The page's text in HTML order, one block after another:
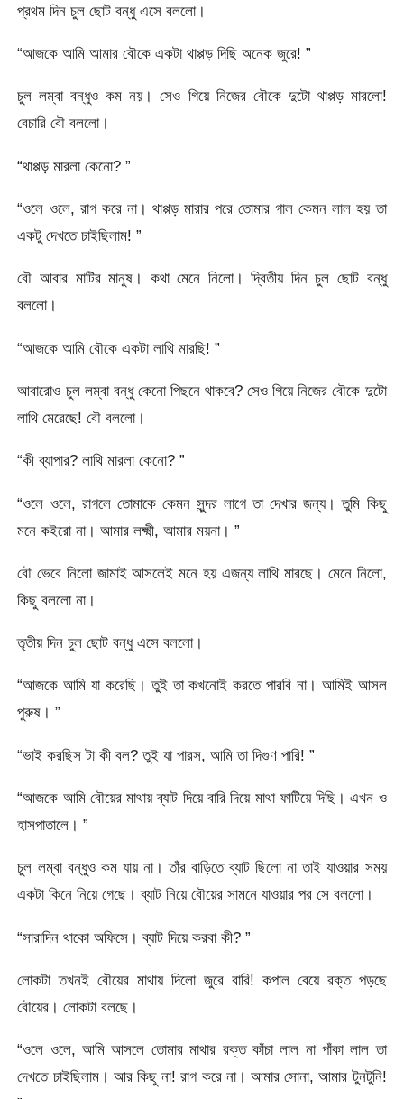
প্রথম দিন চুল ছোট বন্ধু এসে বললো।
“আজকে আমি আমার বৌকে একটা থাপ্পড় দিছি অনেক জুরে! ”
চুল লম্বা বন্ধুও কম নয়। সেও গিয়ে নিজের বৌকে দুটো থাপ্পড় মারলো!
বেচারি বৌ বললো।
“থাপ্পড় মারলা কেনো? ”
“ওলে ওলে, রাগ করে না। থাপ্পড় মারার পরে তোমার গাল কেমন লাল হয় তা
একটু দেখতে চাইছিলাম! ”
বৌ আবার মাটির মানুষ। কথা মেনে নিলো। দ্বিতীয় দিন চুল ছোট বন্ধু
বললো।
“আজকে আমি বৌকে একটা লাথি মারছি! ”
আবারোও চুল লম্বা বন্ধু কেনো পিছনে থাকবে? সেও গিয়ে নিজের বৌকে দুটো
লাথি মেরেছে! বৌ বললো।
“কী ব্যাপার? লাথি মারলা কেনো? ”
“ওলে ওলে, রাগলে তোমাকে কেমন সুন্দর লাগে তা দেখার জন্য। তুমি কিছু
মনে কইরো না। আমার লক্ষ্মী, আমার ময়না। ”
বৌ ভেবে নিলো জামাই আসলেই মনে হয় এজন্য লাথি মারছে। মেনে নিলো,
কিছু বললো না।
তৃতীয় দিন চুল ছোট বন্ধু এসে বললো।
“আজকে আমি যা করেছি। তুই তা কখনোই করতে পারবি না। আমিই আসল
পুরুষ। ”
“ভাই করছিস টা কী বল? তুই যা পারস, আমি তা দিগুণ পারি! ”
“আজকে আমি বৌয়ের মাথায় ব্যাট দিয়ে বারি দিয়ে মাথা ফাটিয়ে দিছি। এখন ও
হাসপাতালে। ”
চুল লম্বা বন্ধুও কম যায় না। তাঁর বাড়িতে ব্যাট ছিলো না তাই যাওয়ার সময়
একটা কিনে নিয়ে গেছে। ব্যাট নিয়ে বৌয়ের সামনে যাওয়ার পর সে বললো।
“সারাদিন থাকো অফিসে। ব্যাট দিয়ে করবা কী? ”
লোকটা তখনই বৌয়ের মাথায় দিলো জুরে বারি! কপাল বেয়ে রক্ত পড়ছে
বৌয়ের। লোকটা বলছে।
“ওলে ওলে, আমি আসলে তোমার মাথার রক্ত কাঁচা লাল না পাঁকা লাল তা
দেখতে চাইছিলাম। আর কিছু না! রাগ করে না। আমার সোনা, আমার টুনটুনি!